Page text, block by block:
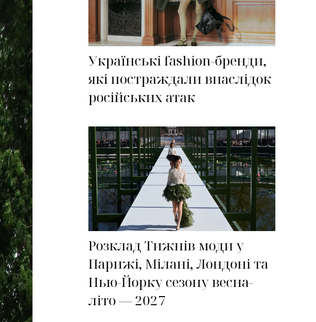
Українські fashion-бренди,
які постраждали внаслідок
російських атак
Розклад Тижнів моди у
Парижі, Мілані, Лондоні та
Нью-Йорку сезону весна-
літо — 2027